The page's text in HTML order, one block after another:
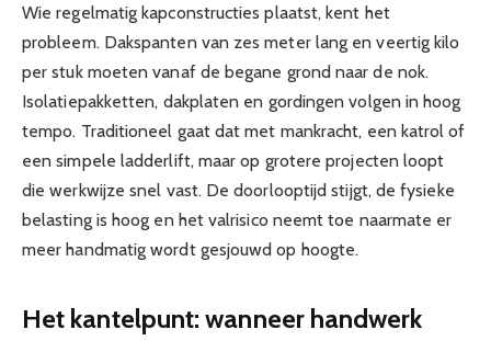
Wie regelmatig kapconstructies plaatst, kent het
probleem. Dakspanten van zes meter lang en veertig kilo
per stuk moeten vanaf de begane grond naar de nok.
Isolatiepakketten, dakplaten en gordingen volgen in hoog
tempo. Traditioneel gaat dat met mankracht, een katrol of
een simpele ladderlift, maar op grotere projecten loopt
die werkwijze snel vast. De doorlooptijd stijgt, de fysieke
belasting is hoog en het valrisico neemt toe naarmate er
meer handmatig wordt gesjouwd op hoogte.
Het kantelpunt: wanneer handwerk